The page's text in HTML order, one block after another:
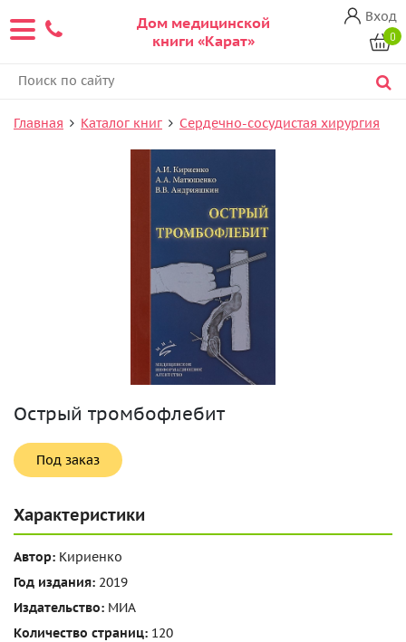
Дом медицинской
книги «Карат»
Вход
0
Главная Каталог книг Сердечно-сосудистая хирургия
Острый тромбофлебит
Под заказ
Характеристики
Автор: Кириенко
Год издания: 2019
Издательство: МИА
Количество страниц: 120